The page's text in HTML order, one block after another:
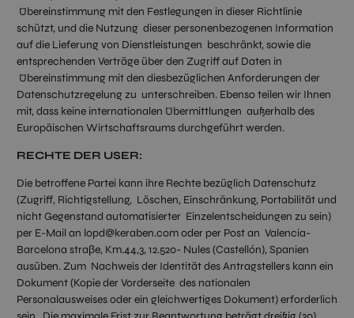
Übereinstimmung mit den Festlegungen in dieser Richtlinie
schützt, und die Nutzung dieser personenbezogenen Information
auf die Lieferung von Dienstleistungen beschränkt, sowie die
entsprechenden Verträge über den Zugriff auf Daten in
Übereinstimmung mit den diesbezüglichen Anforderungen der
Datenschutzregelung zu unterschreiben. Ebenso teilen wir Ihnen
mit, dass keine internationalen Übermittlungen außerhalb des
Europäischen Wirtschaftsraums durchgeführt werden.
RECHTE DER USER:
Die betroffene Partei kann ihre Rechte bezüglich Datenschutz
(Zugriff, Richtigstellung, Löschen, Einschränkung, Portabilität und
nicht Gegenstand automatisierter Einzelentscheidungen zu sein)
per E-Mail an lopd@keraben.com oder per Post an Valencia-
Barcelona straβe, Km.44,3, 12.520- Nules (Castellón), Spanien
ausüben. Zum Nachweis der Identität des Antragstellers kann ein
Dokument (Kopie der Vorderseite des nationalen
Personalausweises oder ein gleichwertiges Dokument) erforderlich